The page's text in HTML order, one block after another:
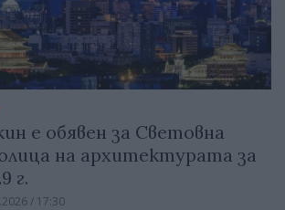
е обявен за Световна
на архитектурата за
г.
/ 17:30